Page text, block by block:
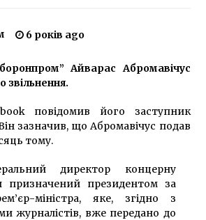
років ago
Києва Кличко був викритий у порушенні
обмежень
років ago
директор відомої школи імені Івана
років ago
6 років ago
Айварас Абромавічус
звільнення.
повідомив його заступник
зазначив, що Абромавічус подав
тому.
директор концерну
призначений президентом за
міністра, яке, згідно з
журналістів, вже передано до